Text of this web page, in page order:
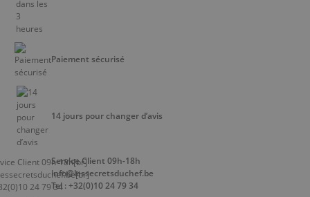
Paiement sécurisé
14 jours pour changer d’avis
Service Client 09h-18h
info@lessecretsduchef.be
Tel : +32(0)10 24 79 34